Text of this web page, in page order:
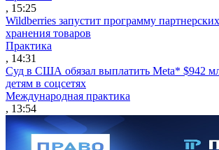
, 15:25
Wildberries запустит программу
хранения товаров
Практика
, 14:31
Суд в США обязал выплатить Meta* $942
детям в соцсетях
Международная практика
, 13:54